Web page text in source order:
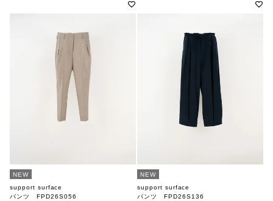
NEW
support surface
パンツ FPD26S056
NEW
support surface
パンツ FPD26S136